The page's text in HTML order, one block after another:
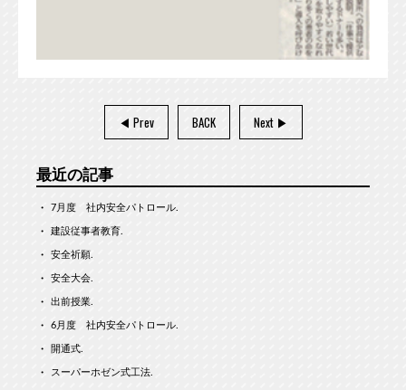
◀ Prev BACK Next ▶︎
最近の記事
7月度 社内安全パトロール.
建設従事者教育.
安全祈願.
安全大会.
出前授業.
6月度 社内安全パトロール.
開通式.
スーパーホゼン式工法.